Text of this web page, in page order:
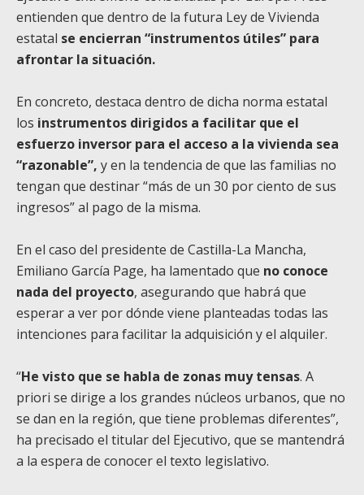
entienden que dentro de la futura Ley de Vivienda
estatal se encierran “instrumentos útiles” para
afrontar la situación.
En concreto, destaca dentro de dicha norma estatal
los instrumentos dirigidos a facilitar que el
esfuerzo inversor para el acceso a la vivienda sea
“razonable”, y en la tendencia de que las familias no
tengan que destinar “más de un 30 por ciento de sus
ingresos” al pago de la misma.
En el caso del presidente de Castilla-La Mancha,
Emiliano García Page, ha lamentado que no conoce
nada del proyecto, asegurando que habrá que
esperar a ver por dónde viene planteadas todas las
intenciones para facilitar la adquisición y el alquiler.
“He visto que se habla de zonas muy tensas. A
priori se dirige a los grandes núcleos urbanos, que no
se dan en la región, que tiene problemas diferentes”,
ha precisado el titular del Ejecutivo, que se mantendrá
a la espera de conocer el texto legislativo.